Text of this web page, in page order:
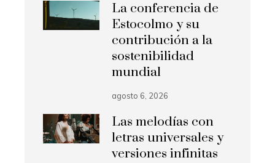
La conferencia de
Estocolmo y su
contribución a la
sostenibilidad
mundial
agosto 6, 2026
Las melodías con
letras universales y
versiones infinitas